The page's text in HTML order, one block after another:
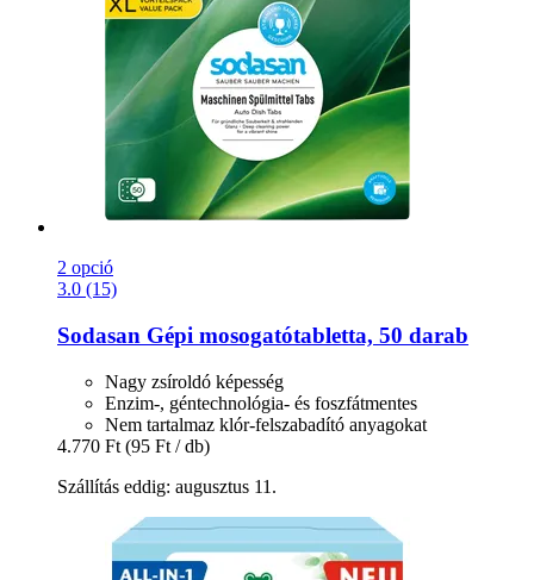
2 opció
3.0 (15)
Sodasan Gépi mosogatótabletta, 50 darab
Nagy zsíroldó képesség
Enzim-, géntechnológia- és foszfátmentes
Nem tartalmaz klór-felszabadító anyagokat
4.770 Ft (95 Ft / db)
Szállítás eddig: augusztus 11.